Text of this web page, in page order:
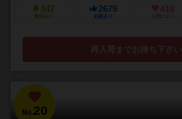
347
興味あり
2679
経験あり
410
お気に入り
再入荷までお待ち下さい
No.20